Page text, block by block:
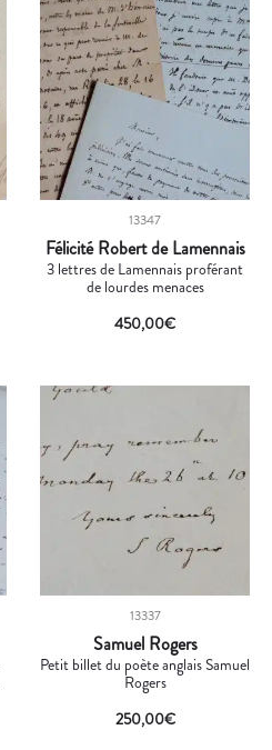
13347
Félicité Robert de Lamennais
3 lettres de Lamennais proférant
de lourdes menaces
450,00€
13337
Samuel Rogers
Petit billet du poète anglais Samuel
Rogers
250,00€